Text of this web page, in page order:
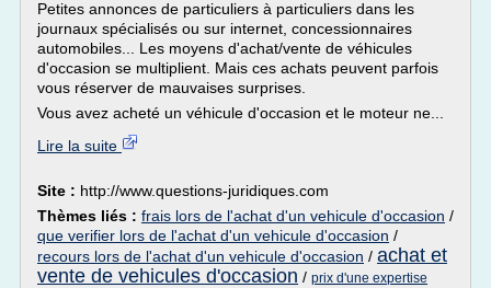
Petites annonces de particuliers à particuliers dans les
journaux spécialisés ou sur internet, concessionnaires
automobiles... Les moyens d'achat/vente de véhicules
d'occasion se multiplient. Mais ces achats peuvent parfois
vous réserver de mauvaises surprises.
Vous avez acheté un véhicule d'occasion et le moteur ne...
Lire la suite
Site : http://www.questions-juridiques.com
Thèmes liés : frais lors de l'achat d'un vehicule d'occasion /
que verifier lors de l'achat d'un vehicule d'occasion /
recours lors de l'achat d'un vehicule d'occasion / achat et
vente de vehicules d'occasion / prix d'une expertise